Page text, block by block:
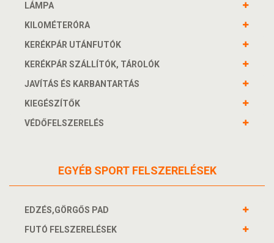
LÁMPA
KILOMÉTERÓRA
KERÉKPÁR UTÁNFUTÓK
KERÉKPÁR SZÁLLÍTÓK, TÁROLÓK
JAVÍTÁS ÉS KARBANTARTÁS
KIEGÉSZÍTŐK
VÉDŐFELSZERELÉS
EGYÉB SPORT FELSZERELÉSEK
EDZÉS,GÖRGŐS PAD
FUTÓ FELSZERELÉSEK